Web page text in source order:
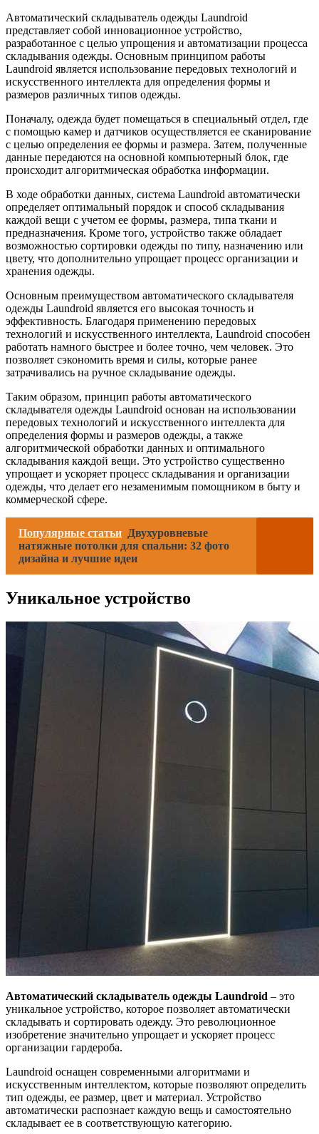
Автоматический складыватель одежды Laundroid
представляет собой инновационное устройство,
разработанное с целью упрощения и автоматизации процесса
складывания одежды. Основным принципом работы
Laundroid является использование передовых технологий и
искусственного интеллекта для определения формы и
размеров различных типов одежды.
Поначалу, одежда будет помещаться в специальный отдел, где
с помощью камер и датчиков осуществляется ее сканирование
с целью определения ее формы и размера. Затем, полученные
данные передаются на основной компьютерный блок, где
происходит алгоритмическая обработка информации.
В ходе обработки данных, система Laundroid автоматически
определяет оптимальный порядок и способ складывания
каждой вещи с учетом ее формы, размера, типа ткани и
предназначения. Кроме того, устройство также обладает
возможностью сортировки одежды по типу, назначению или
цвету, что дополнительно упрощает процесс организации и
хранения одежды.
Основным преимуществом автоматического складывателя
одежды Laundroid является его высокая точность и
эффективность. Благодаря применению передовых
технологий и искусственного интеллекта, Laundroid способен
работать намного быстрее и более точно, чем человек. Это
позволяет сэкономить время и силы, которые ранее
затрачивались на ручное складывание одежды.
Таким образом, принцип работы автоматического
складывателя одежды Laundroid основан на использовании
передовых технологий и искусственного интеллекта для
определения формы и размеров одежды, а также
алгоритмической обработки данных и оптимального
складывания каждой вещи. Это устройство существенно
упрощает и ускоряет процесс складывания и организации
одежды, что делает его незаменимым помощником в быту и
коммерческой сфере.
Популярные статьи Двухуровневые
натяжные потолки для спальни: 32 фото
дизайна и лучшие идеи
Уникальное устройство
Автоматический складыватель одежды Laundroid – это
уникальное устройство, которое позволяет автоматически
складывать и сортировать одежду. Это революционное
изобретение значительно упрощает и ускоряет процесс
организации гардероба.
Laundroid оснащен современными алгоритмами и
искусственным интеллектом, которые позволяют определить
тип одежды, ее размер, цвет и материал. Устройство
автоматически распознает каждую вещь и самостоятельно
складывает ее в соответствующую категорию.